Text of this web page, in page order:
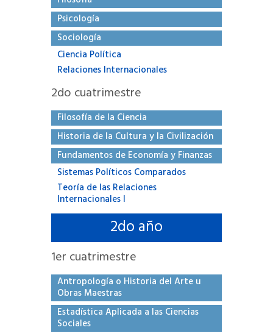
Psicología
Sociología
Ciencia Política
Relaciones Internacionales
2do cuatrimestre
Filosofía de la Ciencia
Historia de la Cultura y la Civilización
Fundamentos de Economía y Finanzas
Sistemas Políticos Comparados
Teoría de las Relaciones
Internacionales I
2do año
1er cuatrimestre
Antropología o Historia del Arte u
Obras Maestras
Estadística Aplicada a las Ciencias
Sociales